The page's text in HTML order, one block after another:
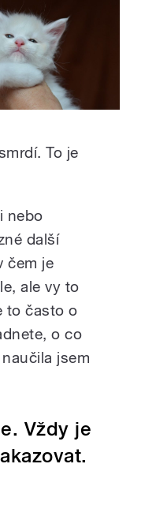
To je
nebo
další
čem je
ale vy to
to často o
o co
jsem
Vždy je